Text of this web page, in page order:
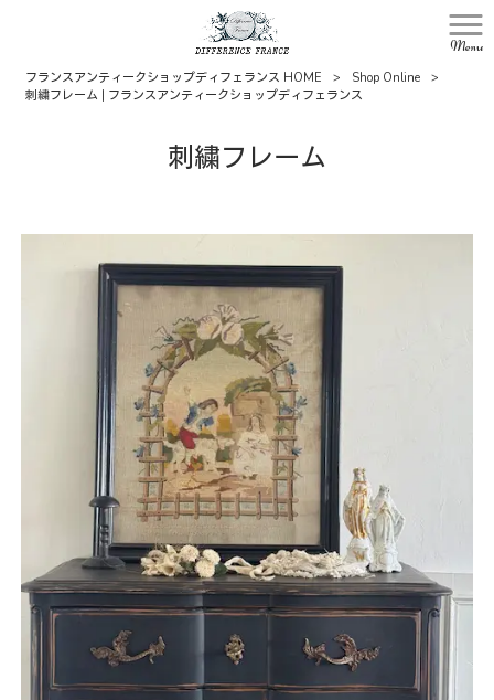
Menu
フランスアンティークショップディフェランス HOME > Shop Online
>
刺繍フレーム | フランスアンティークショップディフェランス
刺繍フレーム